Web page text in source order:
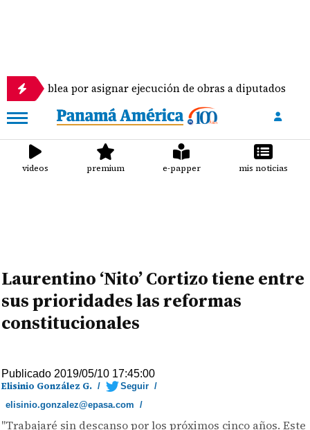
por asignar ejecución de obras a diputados
videos premium e-papper mis noticias
Laurentino ‘Nito’ Cortizo tiene entre
sus prioridades las reformas
constitucionales
Publicado 2019/05/10 17:45:00
Elisinio González G. / Seguir /
elisinio.gonzalez@epasa.com /
"Trabajaré sin descanso por los próximos cinco años. Este